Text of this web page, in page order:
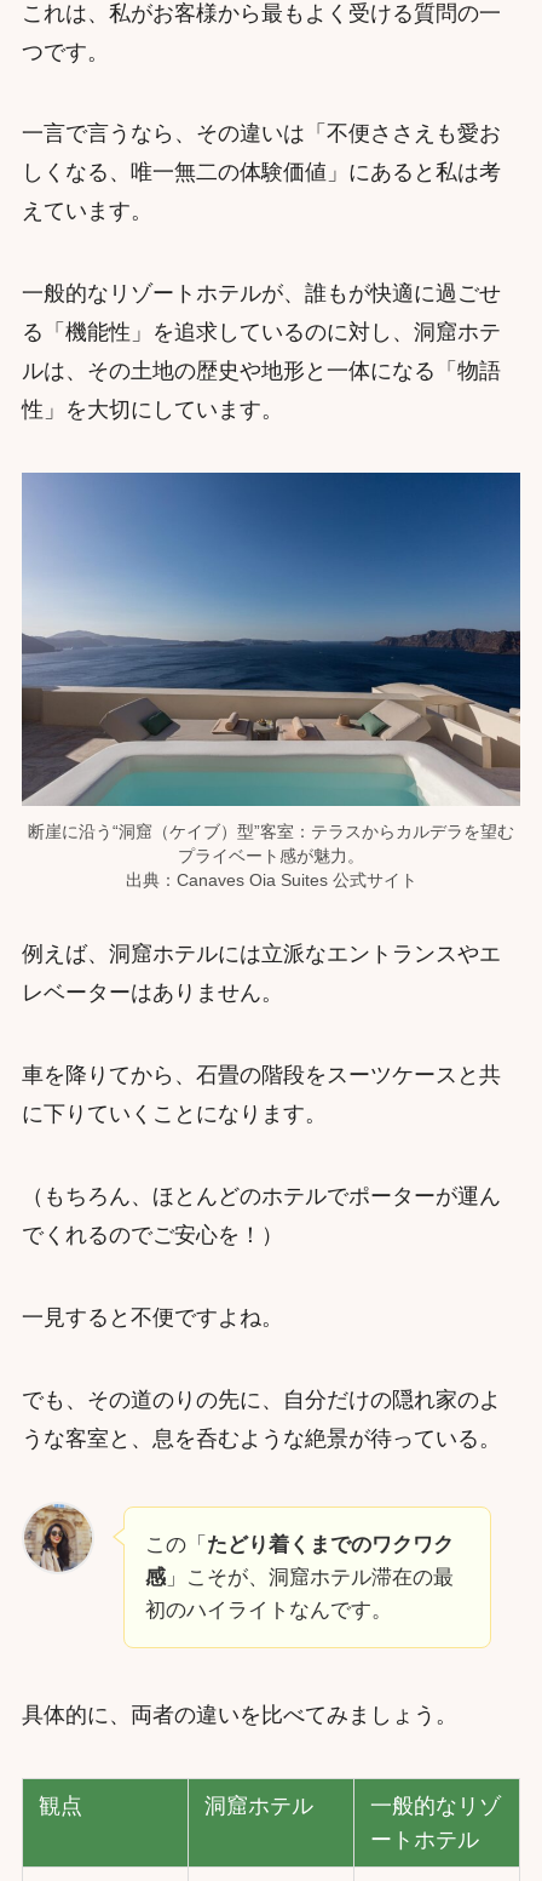
これは、私がお客様から最もよく受ける質問の一
つです。
一言で言うなら、その違いは「不便ささえも愛お
しくなる、唯一無二の体験価値」にあると私は考
えています。
一般的なリゾートホテルが、誰もが快適に過ごせ
る「機能性」を追求しているのに対し、洞窟ホテ
ルは、その土地の歴史や地形と一体になる「物語
性」を大切にしています。
断崖に沿う“洞窟（ケイブ）型”客室：テラスからカルデラを望む
プライベート感が魅力。
出典：Canaves Oia Suites 公式サイト
例えば、洞窟ホテルには立派なエントランスやエ
レベーターはありません。
車を降りてから、石畳の階段をスーツケースと共
に下りていくことになります。
（もちろん、ほとんどのホテルでポーターが運ん
でくれるのでご安心を！）
一見すると不便ですよね。
でも、その道のりの先に、自分だけの隠れ家のよ
うな客室と、息を呑むような絶景が待っている。
この「 たどり着くまでのワクワク
感」こそが、洞窟ホテル滞在の最
初のハイライトなんです。
具体的に、両者の違いを比べてみましょう。
観点 洞窟ホテル
一般的なリゾ
ートホテル